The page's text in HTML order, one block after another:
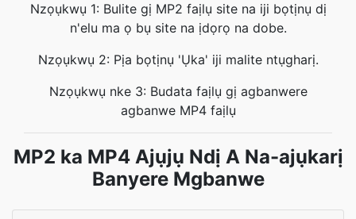
Nzọụkwụ 1: Bulite gị MP2 faịlụ site na iji bọtịnụ dị
n'elu ma ọ bụ site na ịdọrọ na dobe.
Nzọụkwụ 2: Pịa bọtịnụ 'Ụka' iji malite ntụgharị.
Nzọụkwụ nke 3: Budata faịlụ gị agbanwere
agbanwe MP4 faịlụ
MP2 ka MP4 Ajụjụ Ndị A Na-ajụkarị
Banyere Mgbanwe